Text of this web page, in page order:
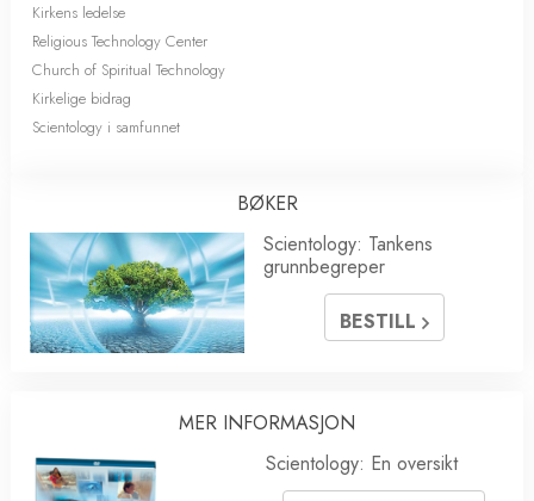
Kirkens ledelse
Religious Technology Center
Church of Spiritual Technology
Kirkelige bidrag
Scientology i samfunnet
BØKER
Scientology: Tankens
grunnbegreper
BESTILL
MER INFORMASJON
Scientology: En oversikt